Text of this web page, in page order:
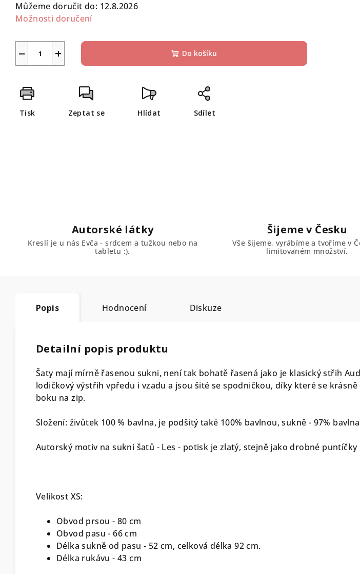
Můžeme doručit do: 12.8.2026
Možnosti doručení
+
− Do košíku
Tisk Zeptat se Hlídat Sdílet
Autorské látky
Kreslí je u nás Evča - srdcem a tužkou nebo na
tabletu :).
Šijeme v Česku
Vše šijeme, vyrábíme a tvoříme v
limitovaném množství.
Popis Hodnocení Diskuze
Detailní popis produktu
Šaty mají mírně řasenou sukni, není tak bohatě řasená jako je klasický střih
lodičkový výstřih vpředu i vzadu a jsou šité se spodničkou, díky které se
boku na zip.
Složení: živůtek 100 % bavlna, je podšitý také 100% bavlnou, sukně - 97%
Autorský motiv na sukni šatů - Les - potisk je zlatý, stejně jako drobné puntíčky
Velikost XS:
Obvod prsou - 80 cm
Obvod pasu - 66 cm
Délka sukně od pasu - 52 cm, celková délka 92 cm.
Délka rukávu - 43 cm